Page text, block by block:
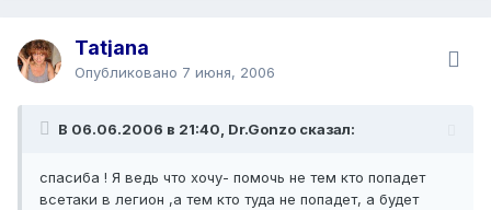
Tatjana
Опубликовано 7 июня, 2006
В 06.06.2006 в 21:40, Dr.Gonzo сказал:
спасиба ! Я ведь что хочу- помочь не тем кто попадет
всетаки в легион ,а тем кто туда не попадет, а будет